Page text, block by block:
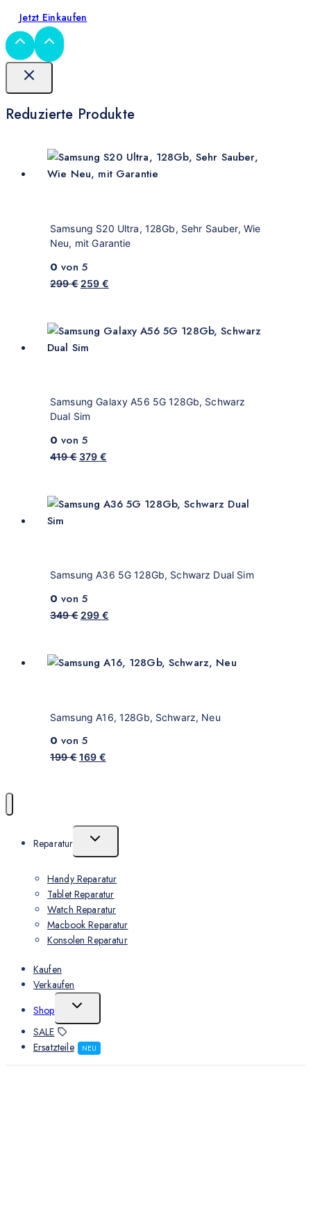
Jetzt Einkaufen
Reduzierte Produkte
Samsung S20 Ultra, 128Gb, Sehr Sauber, Wie
Neu, mit Garantie
0 von 5
299€ 259 €
Samsung Galaxy A56 5G 128Gb, Schwarz
Dual Sim
0 von 5
419€ 379 €
Samsung A36 5G 128Gb, Schwarz Dual Sim
0 von 5
349€ 299 €
Samsung A16, 128Gb, Schwarz, Neu
0 von 5
199€169 €
Reparatur
Handy Reparatur
Tablet Reparatur
Watch Reparatur
Macbook Reparatur
Konsolen Reparatur
Kaufen
Verkaufen
Shop
SALE
Ersatzteile
NEU